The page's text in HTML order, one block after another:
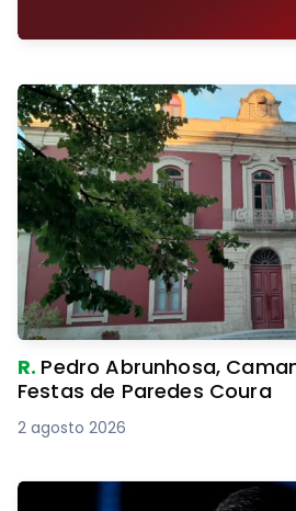
R. Pedro Abrunhosa,
Festas de Paredes Coura
2 agosto 2026